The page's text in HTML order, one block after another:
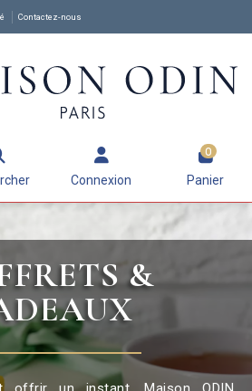
Contactez-nous
Connexion
0
Panier
&